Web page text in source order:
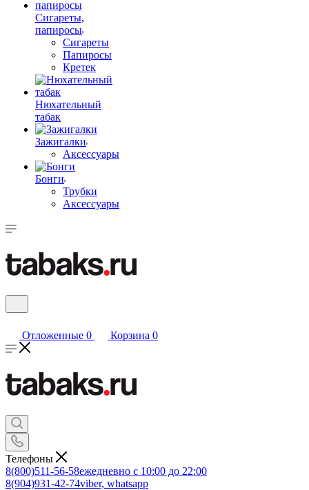
Сигареты,
папиросы
Сигареты
Папиросы
Кретек
Нюхательный
табак
Зажигалки
Аксессуары
Бонги
Трубки
Аксессуары
Отложенные 0 Корзина 0
Телефоны
8(800)511-56-58ежедневно с 10:00 до 22:00
8(904)931-42-74viber, whatsapp